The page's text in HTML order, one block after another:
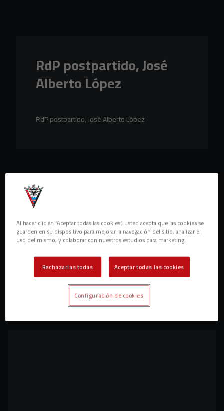
RdP postpartido, José
Alberto López
RdP postpartido, José Alberto López
Al hacer clic en “Aceptar todas las cookies”, usted acepta que las cookies se
guarden en su dispositivo para mejorar la navegación del sitio, analizar el
uso del mismo, y colaborar con nuestros estudios para marketing.
Rechazarlas todas Aceptar todas las cookies
Configuración de cookies